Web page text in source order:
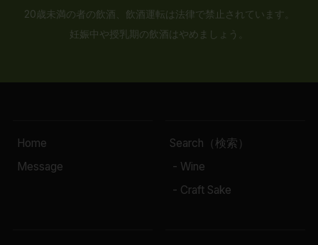
20歳未満の者の飲酒、飲酒運転は法律で禁止されています。
妊娠中や授乳期の飲酒はやめましょう。
Home
Message
Search（検索）
- Wine
- Craft Sake